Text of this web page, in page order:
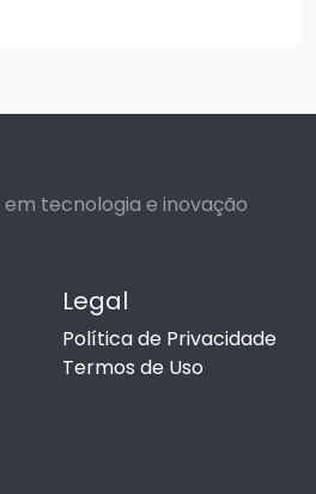
tecnologia e inovação
Legal
Política de Privacidade
Termos de Uso